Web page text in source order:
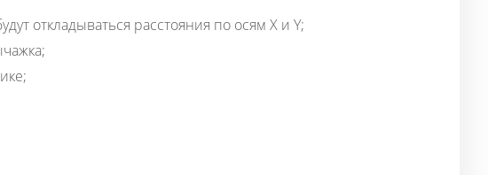
откладываться расстояния по осям X и Y;